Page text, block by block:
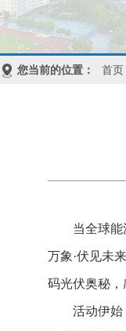
您当前的位置： 首页
当全球
万象·伏见未
码光伏奥秘
活动伊始